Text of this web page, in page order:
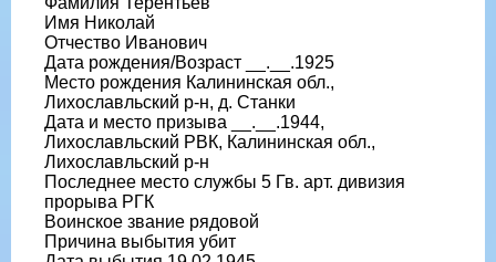
Имя Николай
Отчество Иванович
Дата рождения/Возраст __.__.1925
Место рождения Калининская обл.,
Лихославльский р-н, д. Станки
Дата и место призыва __.__.1944,
Лихославльский РВК, Калининская обл.,
Лихославльский р-н
Последнее место службы 5 Гв. арт. дивизия
прорыва РГК
Воинское звание рядовой
Причина выбытия убит